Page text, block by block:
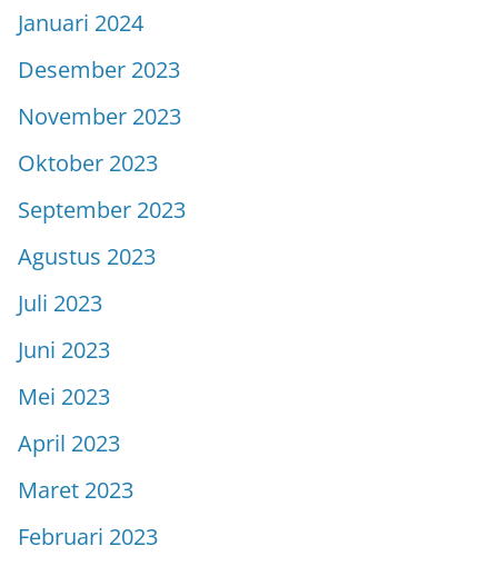
Januari 2024
Desember 2023
November 2023
Oktober 2023
September 2023
Agustus 2023
Juli 2023
Juni 2023
Mei 2023
April 2023
Maret 2023
Februari 2023